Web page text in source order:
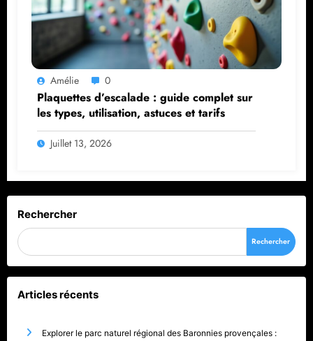
Amélie 0
Plaquettes d’escalade : guide complet sur
les types, utilisation, astuces et tarifs
Juillet 13, 2026
Rechercher
Rechercher
Articles récents
Explorer le parc naturel régional des Baronnies provençales :